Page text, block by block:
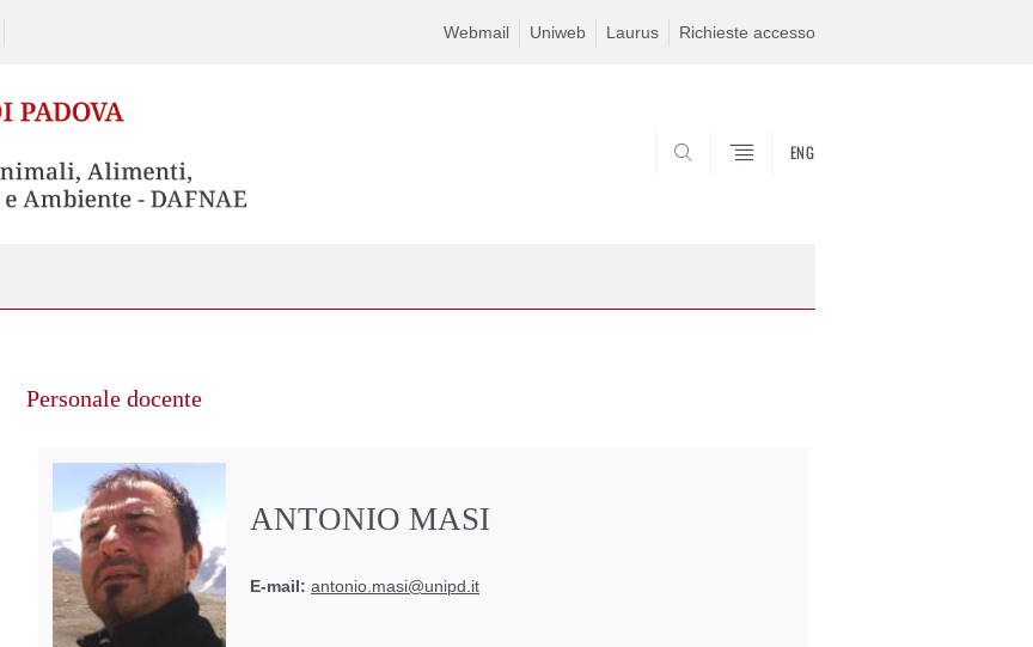
Webmail Uniweb Laurus Richieste accesso
ENG
Personale docente
ANTONIO MASI
E-mail: antonio.masi@unipd.it